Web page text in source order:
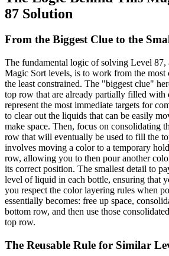
87 Solution
From the Biggest Clue to the
The fundamental logic of solving Level 87,
Magic Sort levels, is to work from the most
the least constrained. The "biggest clue"
top row that are already partially filled with
represent the most immediate targets for
to clear out the liquids that can be easily
make space. Then, focus on consolidating
row that will eventually be used to fill the
involves moving a color to a temporary
row, allowing you to then pour another
its correct position. The smallest detail to
level of liquid in each bottle, ensuring that
you respect the color layering rules when
essentially becomes: free up space,
bottom row, and then use those
top row.
The Reusable Rule for Similar